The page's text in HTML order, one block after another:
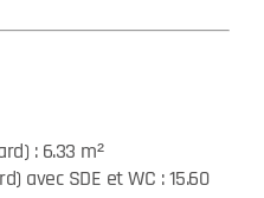
: 6.33 m²
avec SDE et WC : 15.60